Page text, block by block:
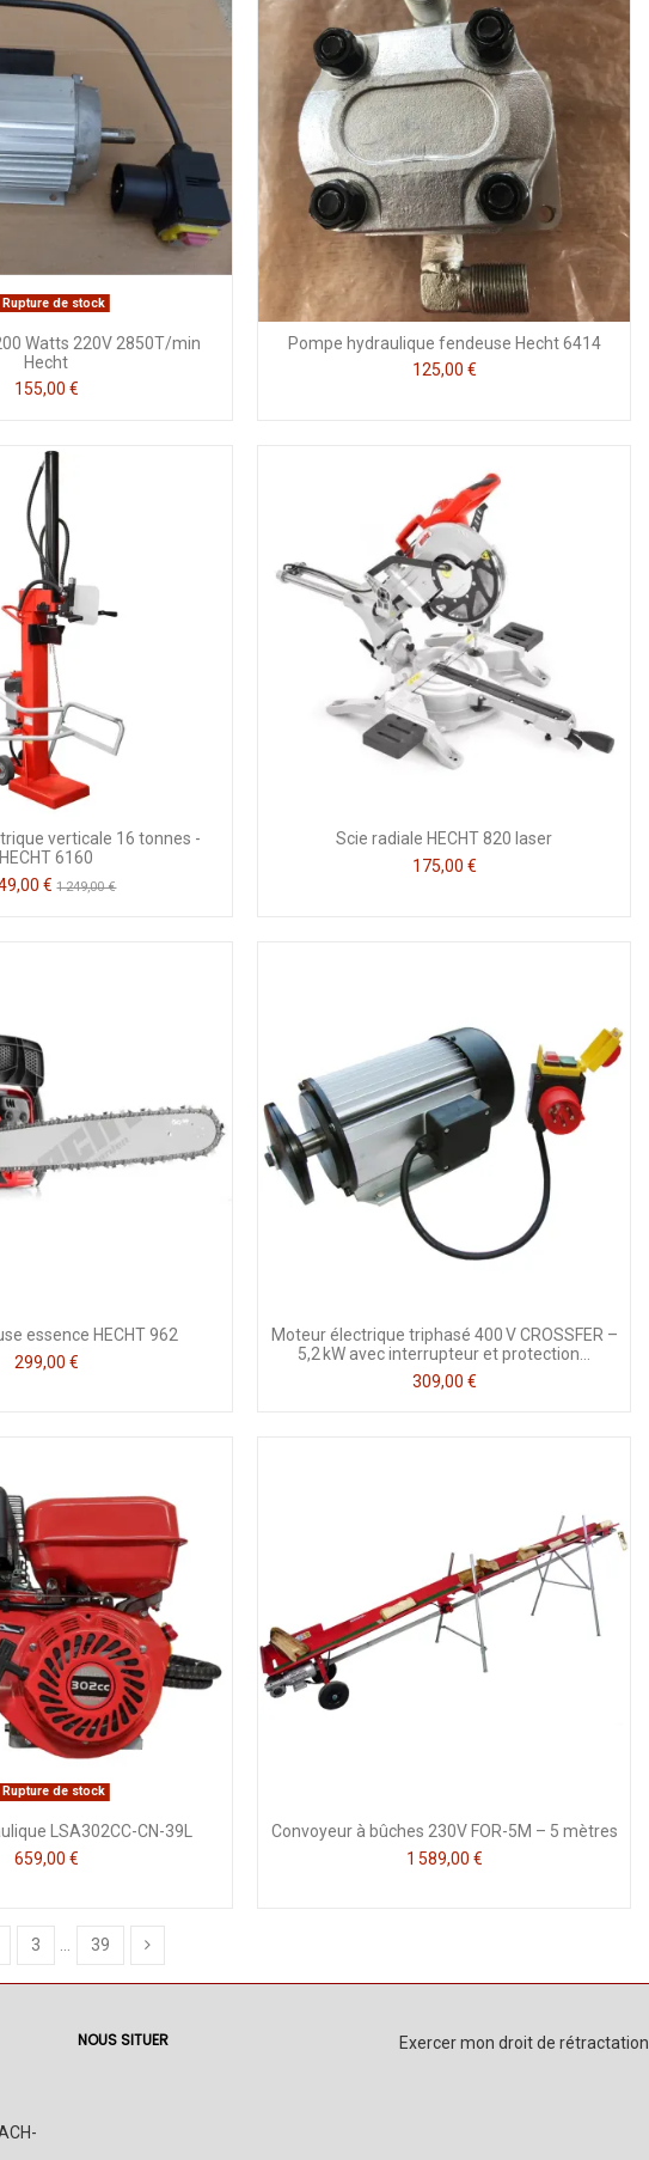
de stock
Watts 220V 2850T/min
Hecht
155,00 €
Pompe hydraulique fendeuse Hecht 6414
125,00 €
verticale 16 tonnes -
HECHT 6160
€1 249,00 €
Scie radiale HECHT 820 laser
175,00 €
essence HECHT 962
299,00 €
Moteur électrique triphasé 400 V CROSSFER –
5,2 kW avec interrupteur et protection...
309,00 €
de stock
LSA302CC-CN-39L
659,00 €
Convoyeur à bûches 230V FOR-5M – 5 mètres
1 589,00 €
3 39
NOUS SITUER Exercer mon droit de rétractation